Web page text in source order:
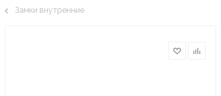
Замки внутренние